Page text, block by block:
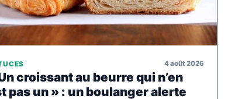
4 août 2026
croissant au beurre qui n’en
pas un » : un boulanger alerte